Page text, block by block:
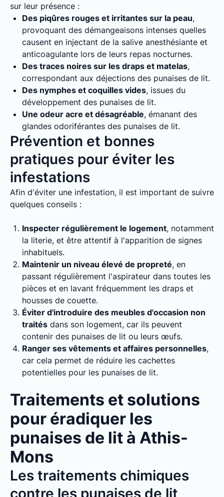
sur leur présence :
Des piqûres rouges et irritantes sur la peau,
provoquant des démangeaisons intenses quelles
causent en injectant de la salive anesthésiante et
anticoagulante lors de leurs repas nocturnes.
Des traces noires sur les draps et matelas,
correspondant aux déjections des punaises de lit.
Des nymphes et coquilles vides, issues du
développement des punaises de lit.
Une odeur acre et désagréable, émanant des
glandes odoriférantes des punaises de lit.
Prévention et bonnes
pratiques pour éviter les
infestations
Afin d'éviter une infestation, il est important de suivre
quelques conseils :
Inspecter régulièrement le logement, notamment
la literie, et être attentif à l'apparition de signes
inhabituels.
Maintenir un niveau élevé de propreté, en
passant régulièrement l'aspirateur dans toutes les
pièces et en lavant fréquemment les draps et
housses de couette.
Éviter d'introduire des meubles d'occasion non
traités dans son logement, car ils peuvent
contenir des punaises de lit ou leurs œufs.
Ranger ses vêtements et affaires personnelles,
car cela permet de réduire les cachettes
potentielles pour les punaises de lit.
Traitements et solutions
pour éradiquer les
punaises de lit à Athis-
Mons
Les traitements chimiques
contre les punaises de lit